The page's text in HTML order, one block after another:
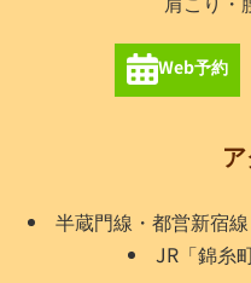
Web予約
半蔵門線・都営新宿
JR「錦糸